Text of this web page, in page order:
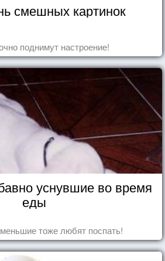
смешных картинок
поднимут настроение!
уснувшие во время
еды
тоже любят поспать!